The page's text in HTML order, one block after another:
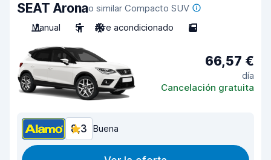
SEAT Aronao similar Compacto SUV
Manual
5 Aire acondicionado 5
66,57 €
día
Cancelación gratuita
8,3 Buena